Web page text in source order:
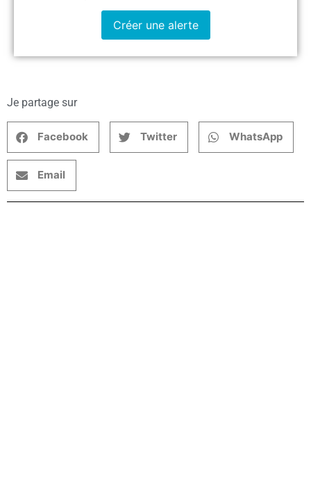
Créer une alerte
Je partage sur
Facebook Twitter WhatsApp
Email